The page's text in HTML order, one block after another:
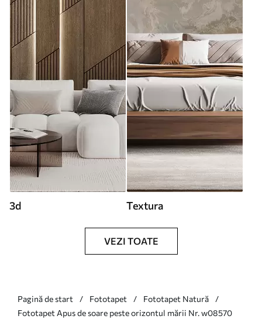
3d Textura
VEZI TOATE
Pagină de start Fototapet
Fototapet Natură
Fototapet Apus de soare peste orizontul mării Nr. w08570